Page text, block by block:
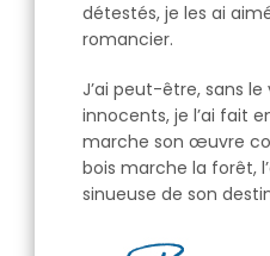
détestés, je les ai
romancier.
J’ai peut-être, sans le
innocents, je l’ai fait
marche son œuvre
bois marche la forêt,
sinueuse de son